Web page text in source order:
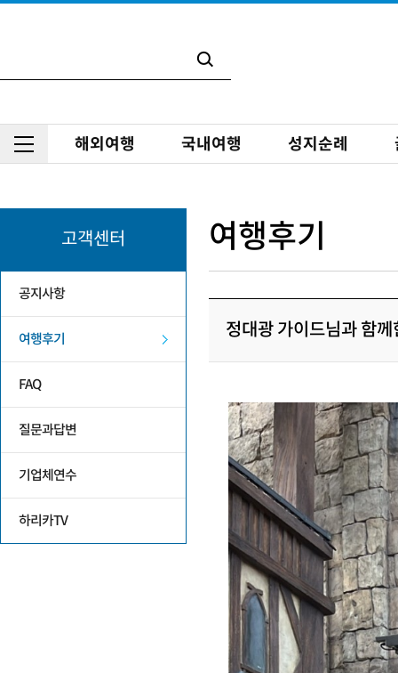
해외여행 국내여행 성지순례
고객센터
공지사항
여행후기
FAQ
질문과답변
기업체연수
하리카TV
여행후기
정대광 가이드님과 함